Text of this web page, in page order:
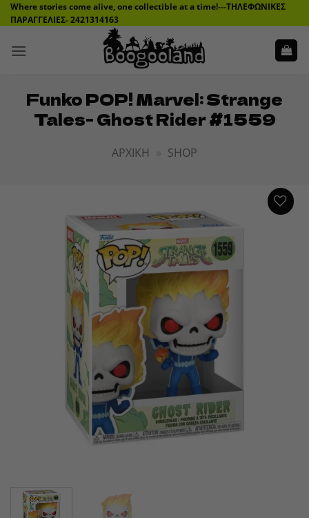
Μετάβαση
στο
Where stories come alive, one collectible at a time!---ΤΗΛΕΦΩΝΙΚΕΣ
ΠΑΡΑΓΓΕΛΙΕΣ- 2421314163
Funko POP! Marvel: Strange
Tales- Ghost Rider #1559
ΑΡΧΙΚΉ » SHOP
WISHLIST